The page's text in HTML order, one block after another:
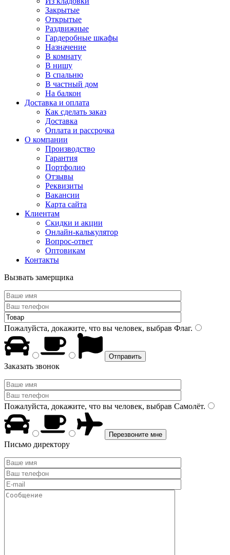
Закрытые
Открытые
Раздвижные
Гардеробные шкафы
Назначение
В комнату
В нишу
В спальню
В частный дом
На балкон
Доставка и оплата
Как сделать заказ
Доставка
Оплата и рассрочка
О компании
Производство
Гарантия
Портфолио
Отзывы
Реквизиты
Вакансии
Карта сайта
Клиентам
Скидки и акции
Онлайн-калькулятор
Вопрос-ответ
Оптовикам
Контакты
Вызвать замерщика
Пожалуйста, докажите, что вы человек, выбрав Флаг.
Заказать звонок
Пожалуйста, докажите, что вы человек, выбрав Самолёт.
Письмо директору